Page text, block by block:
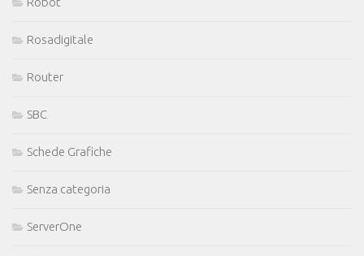
Rosadigitale
Router
SBC
Schede Grafiche
Senza categoria
ServerOne